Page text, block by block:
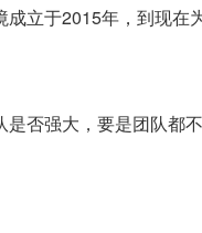
立于2015年，到现在
否强大，要是团队